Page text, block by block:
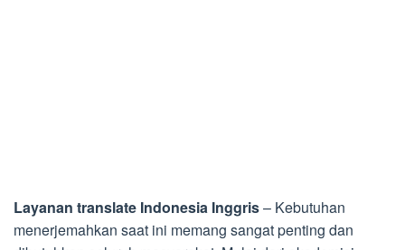
Layanan translate Indonesia Inggris– Kebutuhan
menerjemahkan saat ini memang sangat penting dan